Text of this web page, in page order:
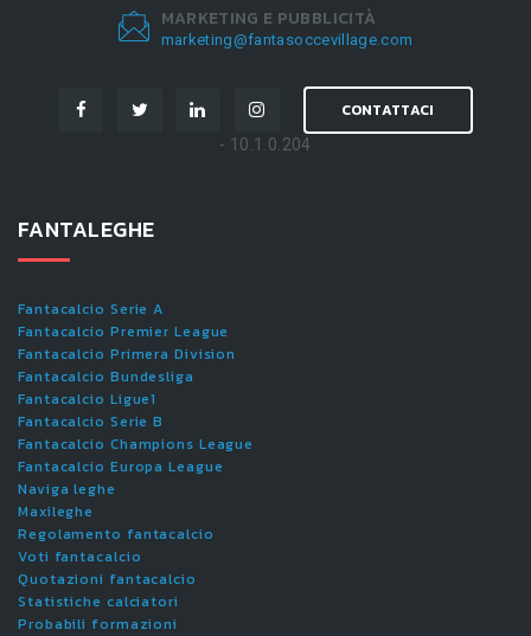
MARKETING E PUBBLICITÀ
marketing@fantasoccevillage.com
CONTATTACI
- 10.1.0.204
FANTALEGHE
Fantacalcio Serie A
Fantacalcio Premier League
Fantacalcio Primera Division
Fantacalcio Bundesliga
Fantacalcio Ligue1
Fantacalcio Serie B
Fantacalcio Champions League
Fantacalcio Europa League
Naviga leghe
Maxileghe
Regolamento fantacalcio
Voti fantacalcio
Quotazioni fantacalcio
Statistiche calciatori
Probabili formazioni